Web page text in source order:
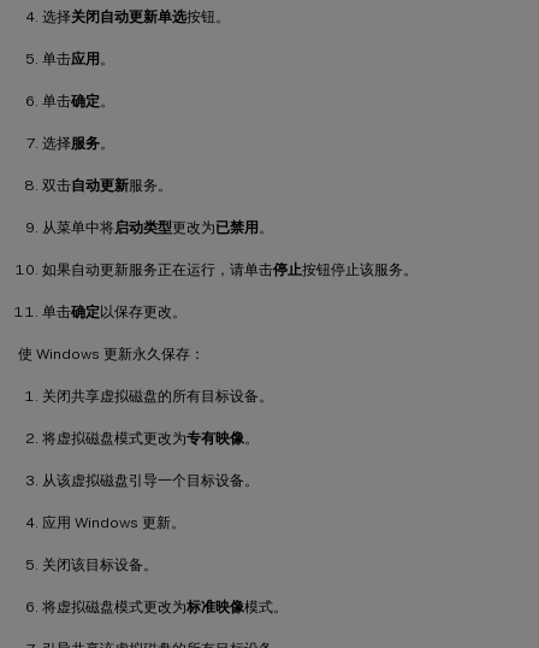
选择关闭自动更新单选按钮。
单击应用 。
单击确定 。
选择服务。
双击自动更新服务。
从菜单中将 启动类型更改为已禁用 。
如果自动更新服务正在运行，请单击停止按钮停止该服务。
单击确定以保存更改。
使 Windows 更新永久保存：
关闭共享虚拟磁盘的所有目标设备。
将虚拟磁盘模式更改为专有映像 。
从该虚拟磁盘引导一个目标设备。
应用 Windows 更新。
关闭该目标设备。
将虚拟磁盘模式更改为标准映像模式。